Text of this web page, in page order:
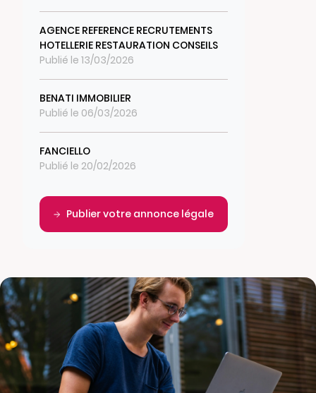
AGENCE REFERENCE RECRUTEMENTS
HOTELLERIE RESTAURATION CONSEILS
Publié le 13/03/2026
BENATI IMMOBILIER
Publié le 06/03/2026
FANCIELLO
Publié le 20/02/2026
Publier votre annonce légale